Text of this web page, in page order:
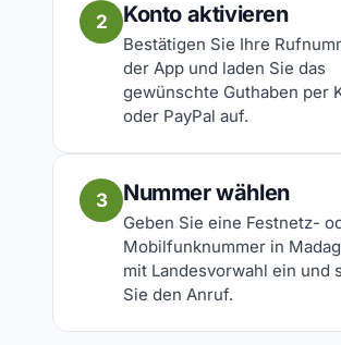
2 Konto aktivieren
Bestätigen Sie Ihre
der App und laden Sie das
gewünschte Guthaben per
oder PayPal auf.
3 Nummer wählen
Geben Sie eine Festnetz-
Mobilfunknummer in
mit Landesvorwahl ein und
Sie den Anruf.